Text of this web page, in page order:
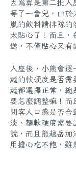
因為算是第二批
等了一會兒，由於
嵐的飲料請排隊的
太貼心了！而且
送，不僅貼心又有
入座後，小熊會逐
麵的軟硬度是否需
麵都選擇正常，總
要怎麼調整嘛！而
問客人口感是否合
淡、麵軟硬度需要
說，而且熊越岳加
用擔心吃不飽，雖